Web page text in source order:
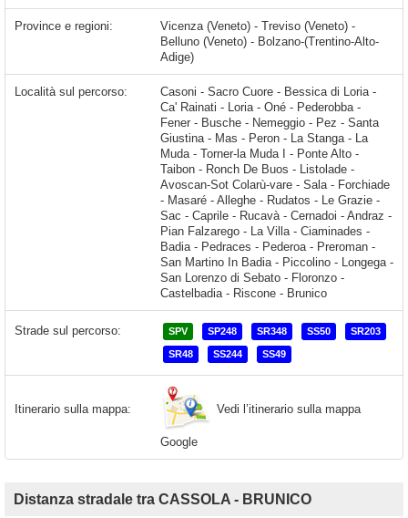
Province e regioni:
Vicenza (Veneto) - Treviso (Veneto) -
Belluno (Veneto) - Bolzano-(Trentino-Alto-
Adige)
Località sul percorso: Casoni - Sacro Cuore - Bessica di Loria - Ca' Rainati - Loria - Oné - Pederobba - Fener - Busche - Nemeggio - Pez - Santa Giustina - Mas - Peron - La Stanga - La Muda - Torner-la Muda I - Ponte Alto - Taibon - Ronch De Buos - Listolade - Avoscan-Sot Colarù-vare - Sala - Forchiade - Masaré - Alleghe - Rudatos - Le Grazie - Sac - Caprile - Rucavà - Cernadoi - Andraz - Pian Falzarego - La Villa - Ciaminades - Badia - Pedraces
Strade sul percorso: SPV SP248 SR348 SS50 SR203
SR48 SS244 SS49
Itinerario sulla mappa: Vedi l’itinerario sulla mappa
Google
Distanza stradale tra CASSOLA - BRUNICO